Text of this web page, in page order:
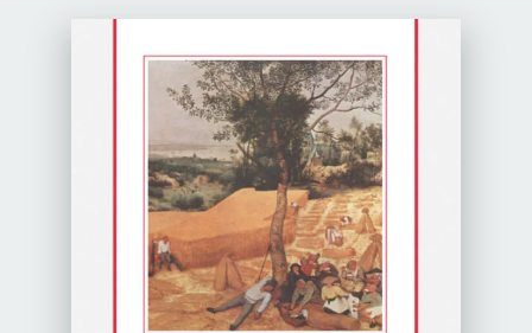
Distribuzione Wolrdwide
CONSIP / MEPA / ANVUR / CINECA